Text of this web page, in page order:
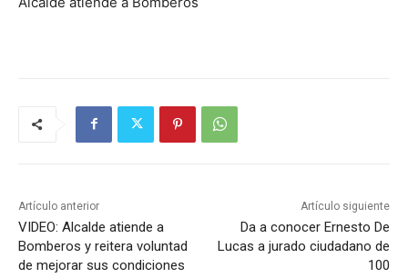
Artículo anterior
VIDEO: Alcalde atiende a
Bomberos y reitera voluntad
de mejorar sus condiciones
Artículo siguiente
Da a conocer Ernesto De
Lucas a jurado ciudadano de
100